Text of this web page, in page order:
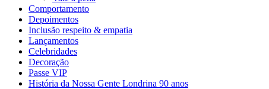
Comportamento
Depoimentos
Inclusão respeito & empatia
Lançamentos
Celebridades
Decoração
Passe VIP
História da Nossa Gente Londrina 90 anos